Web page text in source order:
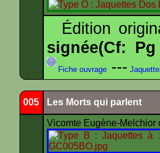
Édition
signée(Cf:
Fiche ouvrage ---
005 Les Morts qui parlent
Vicomte Eugène-Melchior